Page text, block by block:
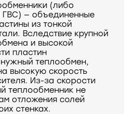
(либо
ГВС) — объединенные
из тонкой
Вследствие крупной
и высокой
пластин
теплообмен,
высокую скорость
Из-за скорости
теплообменник не
отложения солей
стенках.